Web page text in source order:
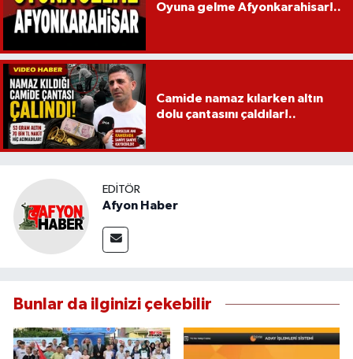
Oyuna gelme Afyonkarahisar!..
Camide namaz kılarken altın
dolu çantasını çaldılar!..
EDITÖR
Afyon Haber
Bunlar da ilginizi çekebilir